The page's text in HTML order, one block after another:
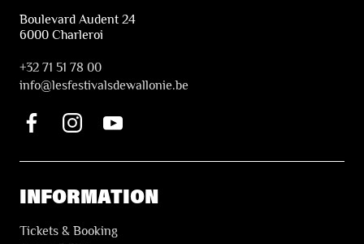
Boulevard Audent 24
6000 Charleroi
+32 71 51 78 00
info@lesfestivalsdewallonie.be
INFORMATION
Tickets & Booking